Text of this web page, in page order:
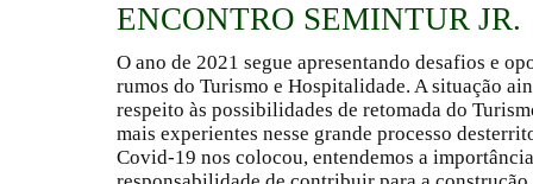
ENCONTRO SEMINTUR JR.
O ano de 2021 segue apresentando desafios e
rumos do Turismo e Hospitalidade. A situação
respeito às possibilidades de retomada do
mais experientes nesse grande processo
Covid-19 nos colocou, entendemos a